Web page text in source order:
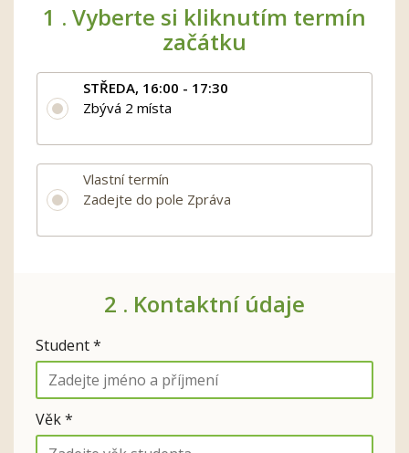
1 . Vyberte si kliknutím termín
začátku
STŘEDA, 16:00 - 17:30
Zbývá 2 místa
Vlastní termín
Zadejte do pole Zpráva
2 . Kontaktní údaje
Student *
Věk *